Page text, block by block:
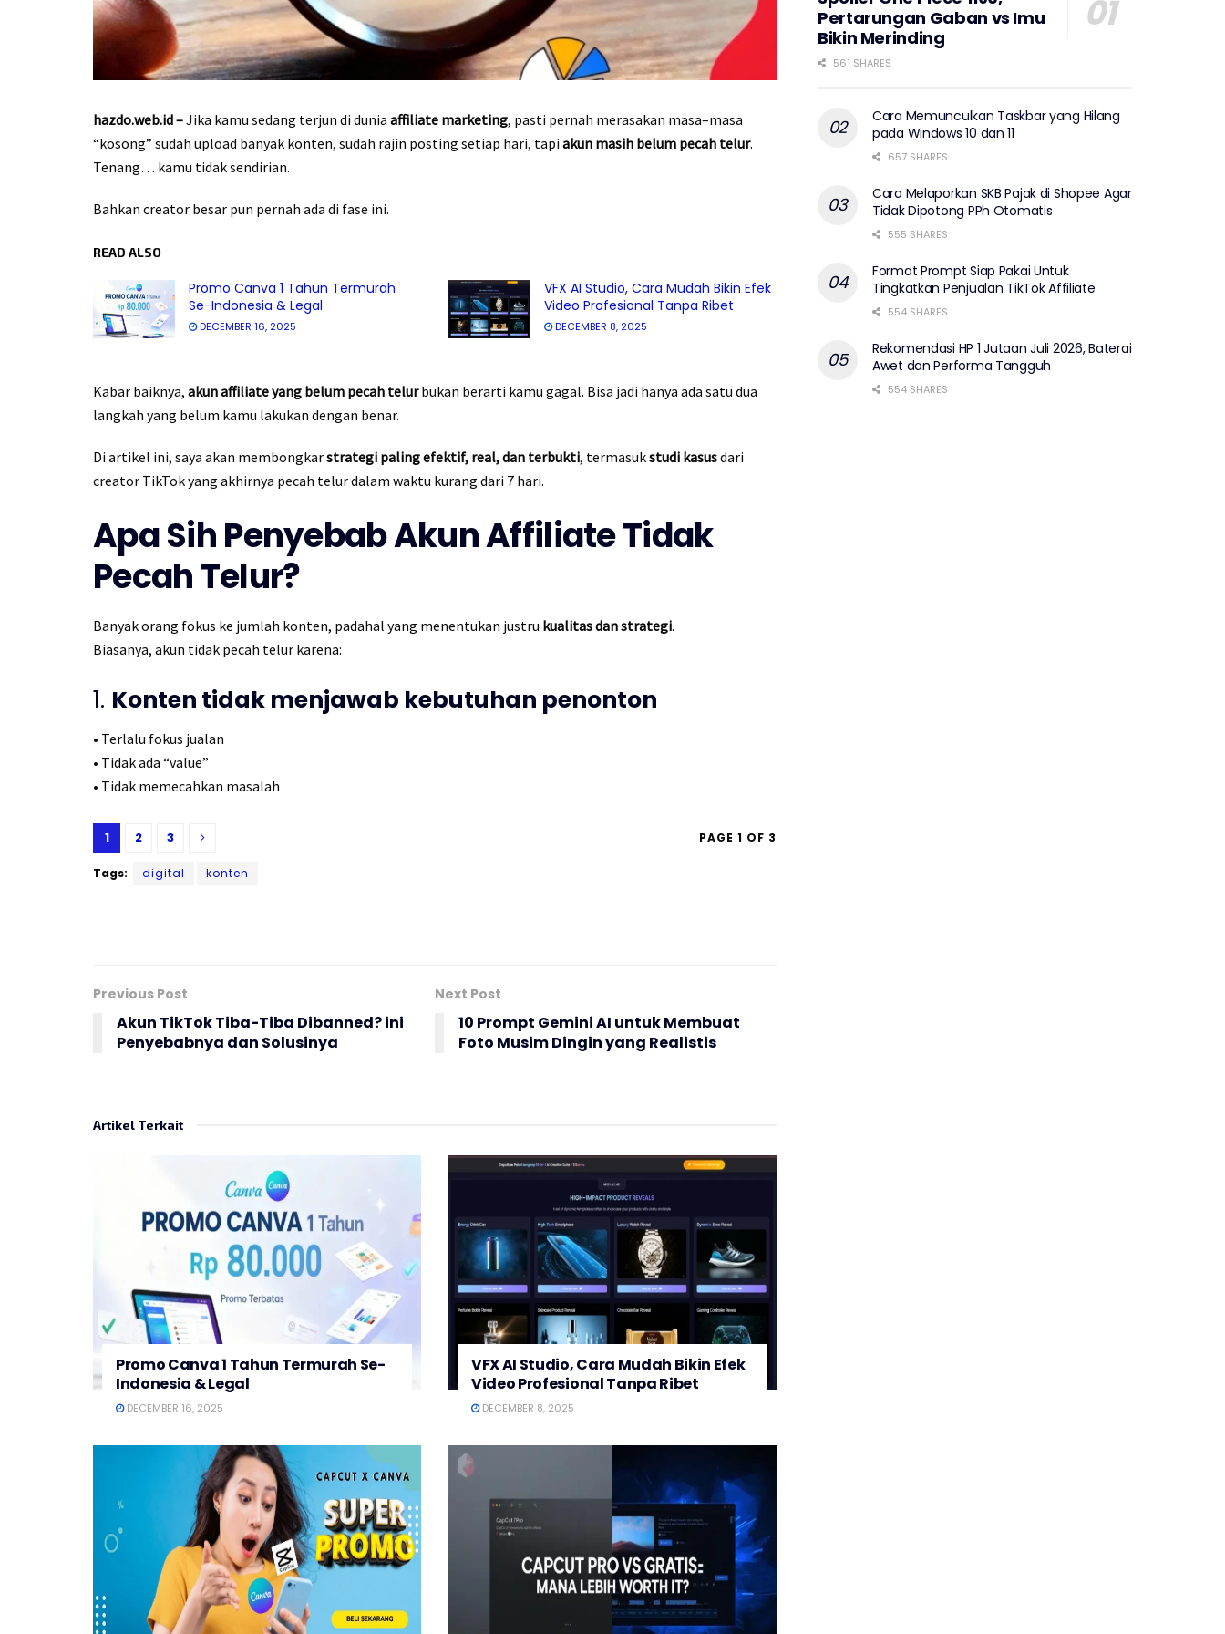
hazdo.web.id –Jika kamu sedang terjun di dunia affiliate marketing, pasti pernah merasakan masa–masa
“kosong” sudah upload banyak konten, sudah rajin posting setiap hari, tapiakun masih belum pecah telur.
Tenang… kamu tidak sendirian.
Bahkan creator besar pun pernah ada di fase ini.
READ ALSO
Promo Canva 1 Tahun Termurah
Se-Indonesia & Legal
DECEMBER 16, 2025
VFX AI Studio, Cara Mudah Bikin Efek
Video Profesional Tanpa Ribet
DECEMBER 8, 2025
Kabar baiknya, akun affiliate yang belum pecah telurbukan berarti kamu gagal. Bisa jadi hanya ada satu dua
langkah yang belum kamu lakukan dengan benar.
Di artikel ini, saya akan membongkarstrategi paling efektif, real, dan terbukti, termasukstudi kasusdari
creator TikTok yang akhirnya pecah telur dalam waktu kurang dari 7 hari.
Apa Sih Penyebab Akun Affiliate Tidak
Pecah Telur?
Banyak orang fokus ke jumlah konten, padahal yang menentukan justru kualitas dan strategi.
Biasanya, akun tidak pecah telur karena:
1. Konten tidak menjawab kebutuhan penonton
• Terlalu fokus jualan
• Tidak ada “value”
• Tidak memecahkan masalah
PAGE 1 OF 3
1 2 3
Tags: digital konten
Previous Post
Akun TikTok Tiba-Tiba Dibanned? ini
Penyebabnya dan Solusinya
Next Post
10 Prompt Gemini AI untuk Membuat
Foto Musim Dingin yang Realistis
Artikel Terkait
Promo Canva 1 Tahun Termurah Se-
Indonesia & Legal
DECEMBER 16, 2025
VFX AI Studio, Cara Mudah Bikin Efek
Video Profesional Tanpa Ribet
DECEMBER 8, 2025
Pertarungan Gaban vs Imu
Bikin Merinding
561 SHARES
Cara Memunculkan Taskbar yang Hilang
pada Windows 10 dan 11
657 SHARES
Cara Melaporkan SKB Pajak di Shopee Agar
Tidak Dipotong PPh Otomatis
555 SHARES
Format Prompt Siap Pakai Untuk
Tingkatkan Penjualan TikTok Affiliate
554 SHARES
Rekomendasi HP 1 Jutaan Juli 2026, Baterai
Awet dan Performa Tangguh
554 SHARES